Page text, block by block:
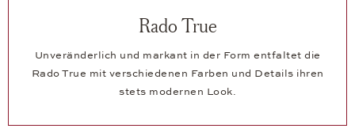
Rado True
Unveränderlich und markant in der Form entfaltet die
Rado True mit verschiedenen Farben und Details ihren
stets modernen Look.